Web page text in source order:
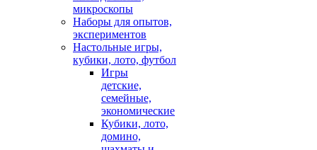
микроскопы
Наборы для опытов,
экспериментов
Настольные игры,
кубики, лото, футбол
Игры
детские,
семейные,
экономические
Кубики, лото,
домино,